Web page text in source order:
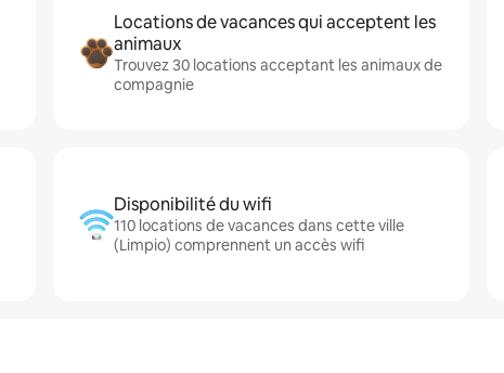
Locations de vacances qui acceptent les
animaux
Trouvez 30 locations acceptant les animaux de
compagnie
Disponibilité du wifi
110 locations de vacances dans cette ville
(Limpio) comprennent un accès wifi